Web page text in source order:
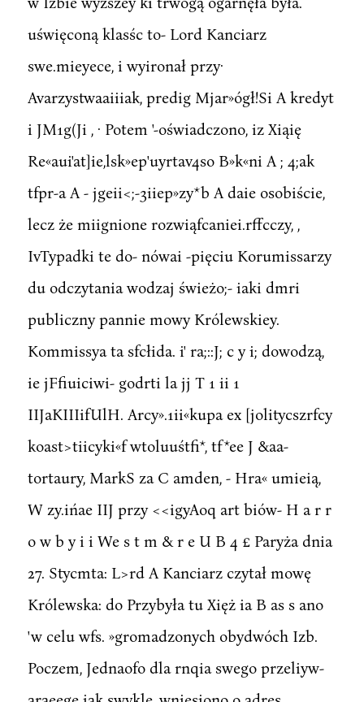
uświęconą klasśc to- Lord Kanciarz
swe.mieyece, i wyironał przy·
Avarzystwaaiiiak, predig Mjar»ógł!Si A kredyt
i JM1g(Ji , · Potem '-oświadczono, iz Xiąię
Re«aui'at]ie,lsk»ep'uyrtav4so B»k«ni A ; 4;ak
tfpr-a A - jgeii<;-3iiep»zy*b A daie osobiście,
lecz że miignione rozwiąfcaniei.rffcczy, ,
IvTypadki te do- nówai -pięciu Korumissarzy
du odczytania wodzaj świeżo;- iaki dmri
publiczny pannie mowy Królewskiey.
Kommissya ta sfcłida. i' ra;::J; c y i; dowodzą,
ie jFfiuiciwi- godrti la jj T 1 ii 1
IIJaKIIIifUlH. Arcy».1ii«kupa ex [jolitycszrfcy
koast>tiicyki«f wtoluuśtfi*, tf*ee J &aa-
tortaury, MarkS za C amden, - Hra« umieią,
W zy.ińae IIJ przy <<igyAoq art biów- H a r r
o w b y i i We s t m & r e U B 4 £ Paryża dnia
27. Stycmta: L>rd A Kanciarz czytał mowę
Królewska: do Przybyła tu Xięż ia B as s ano
'w celu wfs. »gromadzonych obydwóch Izb.
Poczem, Jednaofo dla rnqia swego przeliyw-